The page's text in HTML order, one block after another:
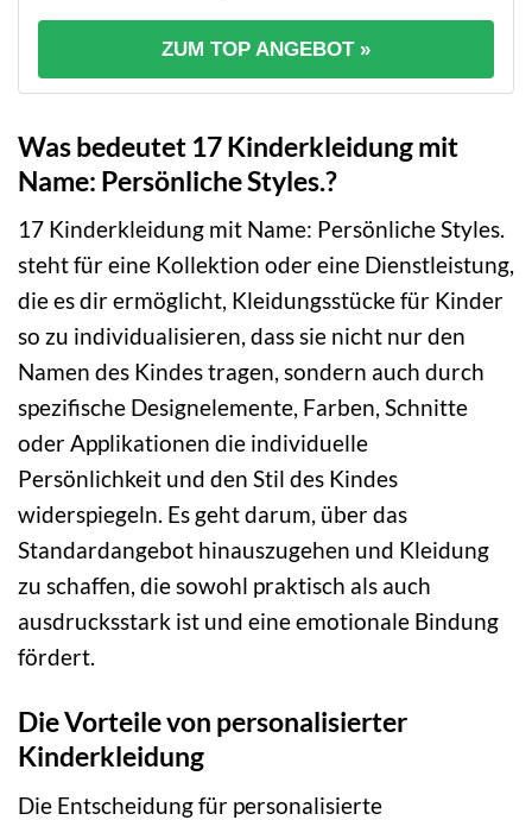
ZUM TOP ANGEBOT »
Was bedeutet 17 Kinderkleidung mit
Name: Persönliche Styles.?
17 Kinderkleidung mit Name: Persönliche Styles.
steht für eine Kollektion oder eine Dienstleistung,
die es dir ermöglicht, Kleidungsstücke für Kinder
so zu individualisieren, dass sie nicht nur den
Namen des Kindes tragen, sondern auch durch
spezifische Designelemente, Farben, Schnitte
oder Applikationen die individuelle
Persönlichkeit und den Stil des Kindes
widerspiegeln. Es geht darum, über das
Standardangebot hinauszugehen und Kleidung
zu schaffen, die sowohl praktisch als auch
ausdrucksstark ist und eine emotionale Bindung
fördert.
Die Vorteile von personalisierter
Kinderkleidung
Die Entscheidung für personalisierte